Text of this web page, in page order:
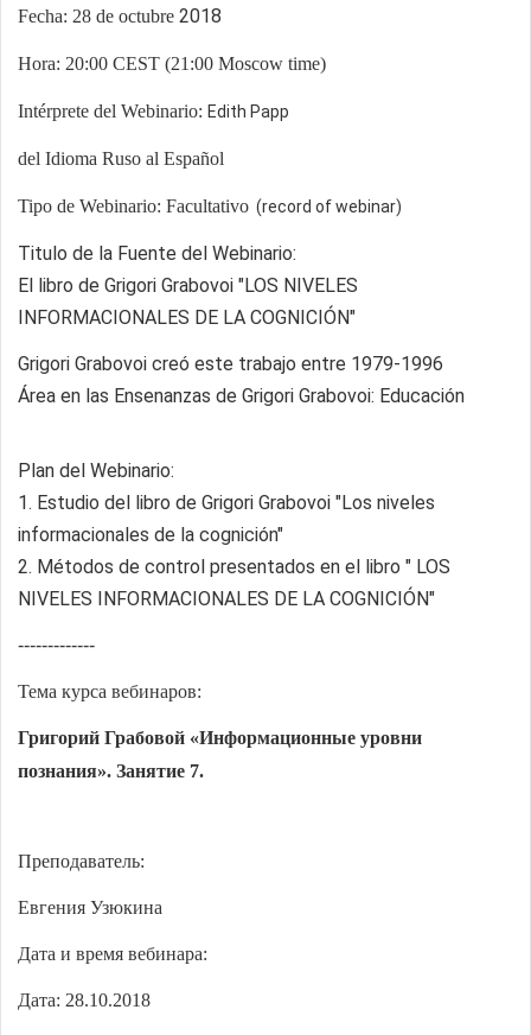
Fecha: 28 de octubre 2018
Hora: 20:00 CEST (21:00 Moscow time)
Intérprete del Webinario: Edith Papp
del Idioma Ruso al Español
Tipo de Webinario: Facultativo (record of webinar)
Titulo de la Fuente del Webinario:
El libro de Grigori Grabovoi "LOS NIVELES
INFORMACIONALES DE LA COGNICIÓN"
Grigori Grabovoi creó este trabajo entre 1979-1996
Área en las Ensenanzas de Grigori Grabovoi: Educación
Plan del Webinario:
1. Estudio del libro de Grigori Grabovoi "Los niveles
informacionales de la cognición"
2. Métodos de control presentados en el libro " LOS
NIVELES INFORMACIONALES DE LA COGNICIÓN"
-------------
Тема курса вебинаров:
Григорий Грабовой «Информационные уровни
познания». Занятие 7.
Преподаватель:
Евгения Узюкина
Дата и время вебинара:
Дата: 28.10.2018